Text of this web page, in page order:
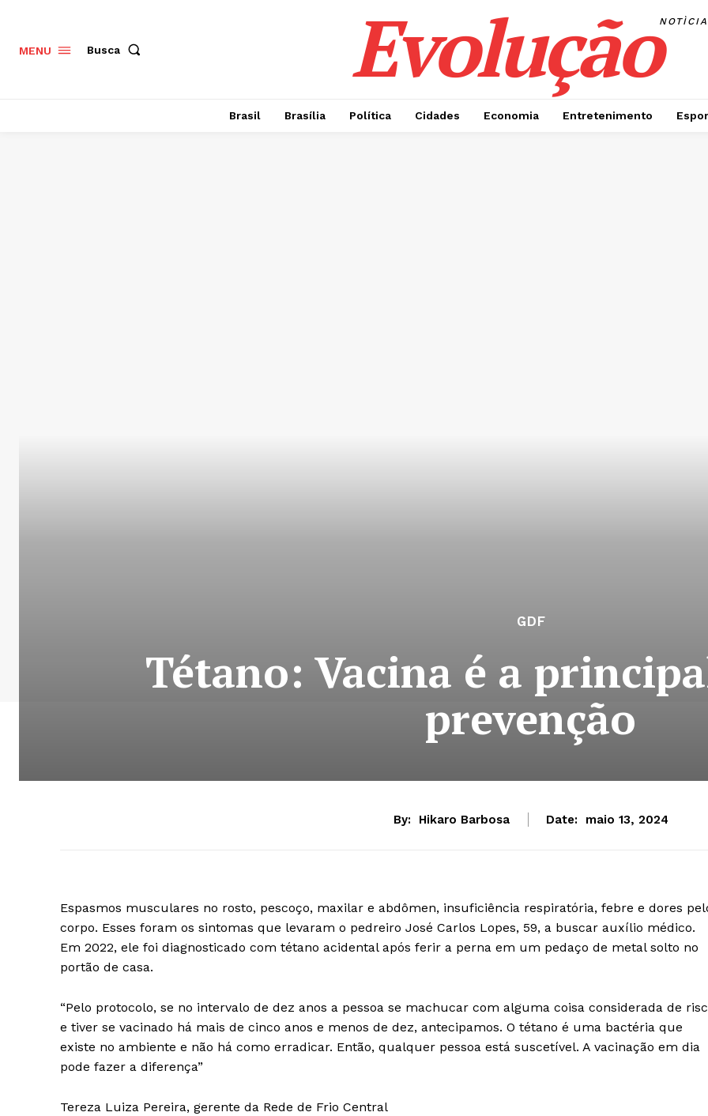
MENU Busca Evolução
Brasil Brasília Política Cidades Economia Entretenimento
GDF
Tétano: Vacina é a
prevenção
By: Hikaro Barbosa Date: maio 13, 2024
Espasmos musculares no rosto, pescoço, maxilar e abdômen, insuficiência respiratória, febre e dores
corpo. Esses foram os sintomas que levaram o pedreiro José Carlos Lopes, 59, a buscar auxílio médico.
Em 2022, ele foi diagnosticado com tétano acidental após ferir a perna em um pedaço de metal solto no
portão de casa.
“Pelo protocolo, se no intervalo de dez anos a pessoa se machucar com alguma coisa considerada de
e tiver se vacinado há mais de cinco anos e menos de dez, antecipamos. O tétano é uma bactéria que
existe no ambiente e não há como erradicar. Então, qualquer pessoa está suscetível. A vacinação em dia
pode fazer a diferença”
Tereza Luiza Pereira, gerente da Rede de Frio Central